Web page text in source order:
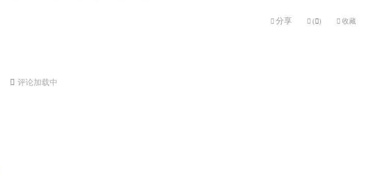
 分享  ( )  收藏
 评论加载中